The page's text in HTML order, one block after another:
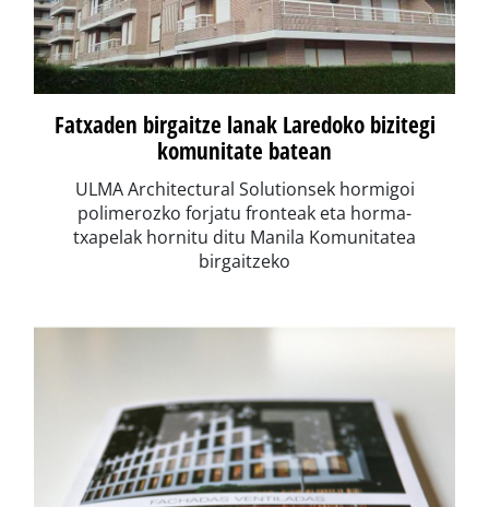
Fatxaden birgaitze lanak Laredoko bizitegi
komunitate batean
ULMA Architectural Solutionsek hormigoi
polimerozko forjatu fronteak eta horma-
txapelak hornitu ditu Manila Komunitatea
birgaitzeko